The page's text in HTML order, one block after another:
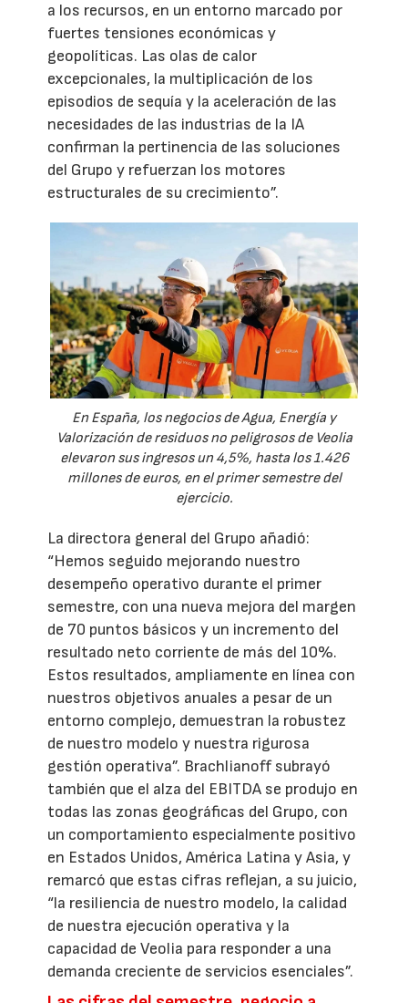
a los recursos, en un entorno marcado por
fuertes tensiones económicas y
geopolíticas. Las olas de calor
excepcionales, la multiplicación de los
episodios de sequía y la aceleración de las
necesidades de las industrias de la IA
confirman la pertinencia de las soluciones
del Grupo y refuerzan los motores
estructurales de su crecimiento”.
En España, los negocios de Agua, Energía y
Valorización de residuos no peligrosos de Veolia
elevaron sus ingresos un 4,5%, hasta los 1.426
millones de euros, en el primer semestre del
ejercicio.
La directora general del Grupo añadió:
“Hemos seguido mejorando nuestro
desempeño operativo durante el primer
semestre, con una nueva mejora del margen
de 70 puntos básicos y un incremento del
resultado neto corriente de más del 10%.
Estos resultados, ampliamente en línea con
nuestros objetivos anuales a pesar de un
entorno complejo, demuestran la robustez
de nuestro modelo y nuestra rigurosa
gestión operativa”. Brachlianoff subrayó
también que el alza del EBITDA se produjo en
todas las zonas geográficas del Grupo, con
un comportamiento especialmente positivo
en Estados Unidos, América Latina y Asia, y
remarcó que estas cifras reflejan, a su juicio,
“la resiliencia de nuestro modelo, la calidad
de nuestra ejecución operativa y la
capacidad de Veolia para responder a una
demanda creciente de servicios esenciales”.